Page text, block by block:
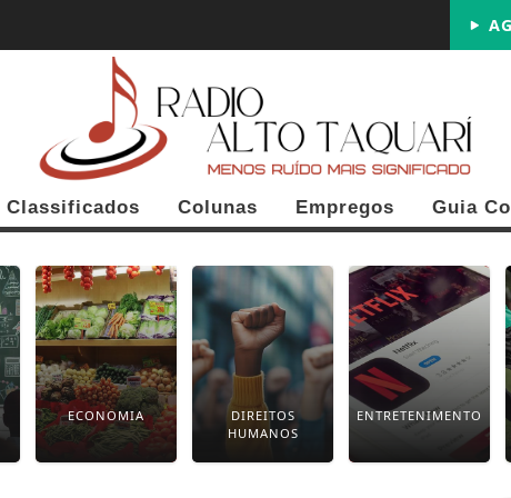
Classificados Colunas Empregos Guia
ECONOMIA
DIREITOS
HUMANOS
ENTRETENIMENTO